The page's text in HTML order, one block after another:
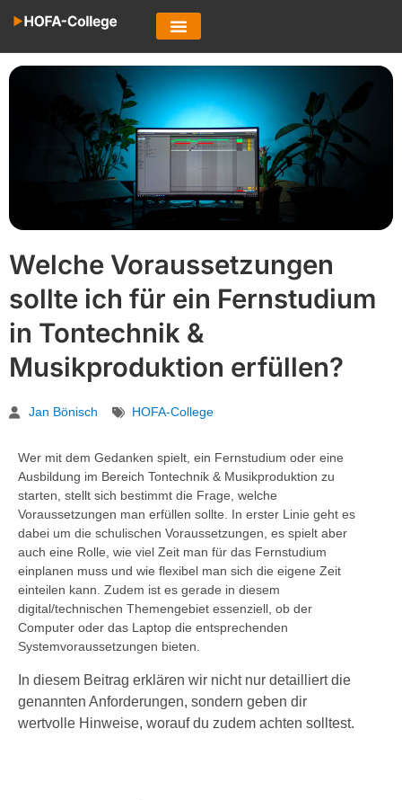
Welche Voraussetzungen
sollte ich für ein Fernstudium
in Tontechnik &
Musikproduktion erfüllen?
Jan Bönisch HOFA-College
Wer mit dem Gedanken spielt, ein Fernstudium oder eine
Ausbildung im Bereich Tontechnik & Musikproduktion zu
starten, stellt sich bestimmt die Frage, welche
Voraussetzungen man erfüllen sollte. In erster Linie geht es
dabei um die schulischen Voraussetzungen, es spielt aber
auch eine Rolle, wie viel Zeit man für das Fernstudium
einplanen muss und wie flexibel man sich die eigene Zeit
einteilen kann. Zudem ist es gerade in diesem
digital/technischen Themengebiet essenziell, ob der
Computer oder das Laptop die entsprechenden
Systemvoraussetzungen bieten.
In diesem Beitrag erklären wir nicht nur detailliert die
genannten Anforderungen, sondern geben dir
wertvolle Hinweise, worauf du zudem achten solltest.